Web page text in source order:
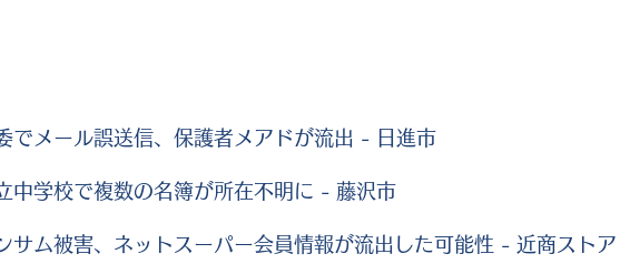
でメール誤送信、保護者メアドが流出 - 日進市
中学校で複数の名簿が所在不明に - 藤沢市
サム被害、ネットスーパー会員情報が流出した可能性 - 近商ストア